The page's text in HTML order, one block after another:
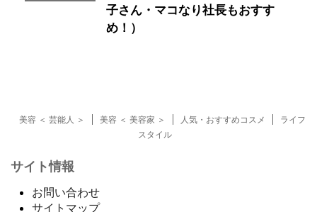
子さん・マコなり社長もおすす
め！）
美容 ＜ 芸能人 ＞ 美容 ＜ 美容家 ＞ 人気・おすすめコスメ
ライフ
スタイル
サイト情報
お問い合わせ
サイトマップ